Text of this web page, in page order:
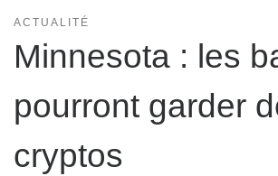
ACTUALITÉ
Minnesota : les
pourront garder
cryptos